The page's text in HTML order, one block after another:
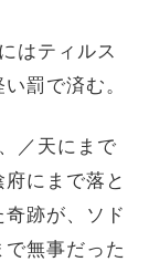
はティルス
罰で済む。
／天にまで
府にまで落と
跡が、ソド
無事だった